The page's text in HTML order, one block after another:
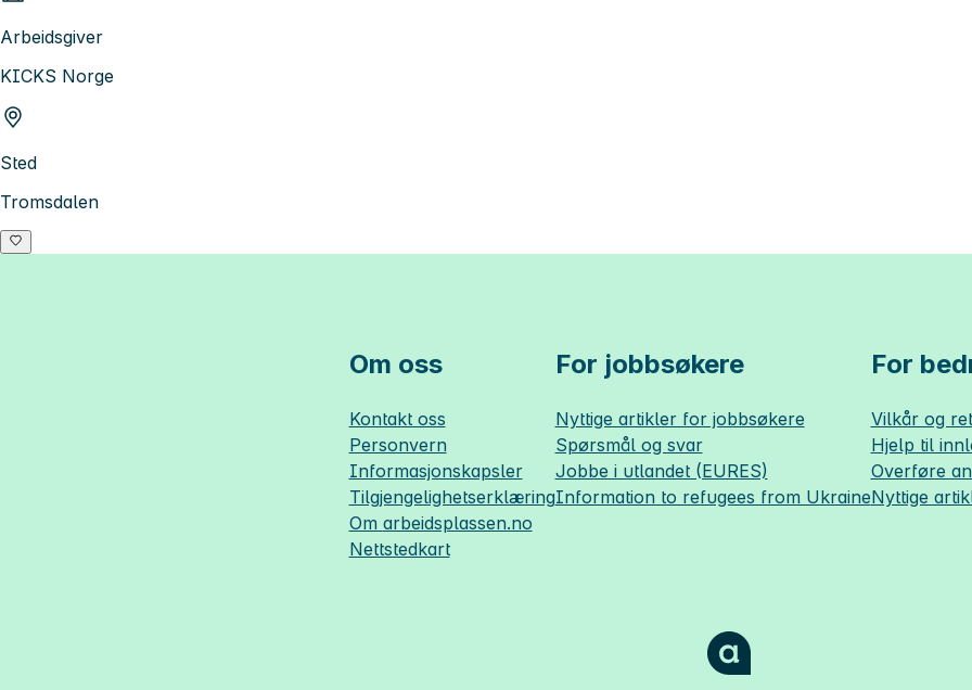
Arbeidsgiver
KICKS Norge
Sted
Tromsdalen
Om oss
Kontakt oss
Personvern
Informasjonskapsler
Tilgjengelighetserklæring
Om arbeidsplassen.no
Nettstedkart
For jobbsøkere
Nyttige artikler for jobbsøkere
Spørsmål og svar
Jobbe i utlandet (EURES)
Information to refugees from Ukraine
For
Vilkår og
Hjelp til
Overføre
Nyttige